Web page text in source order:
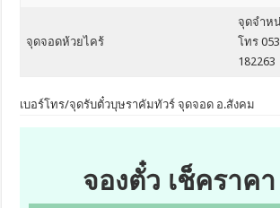
จุดจอดห้วยไคร้
จุดจำห
โทร
182263
เบอร์โทร/จุดรับตั๋วบุษราคัมทัวร์ จุดจอด อ.สังคม
จองตั๋ว เช็คราค